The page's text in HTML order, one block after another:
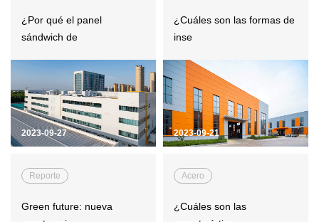
Historial
Honor
Vídeo
Servicio
Pared
Techo
Piso
2023-09-27
¿Por qué el panel
sándwich de
2023-09-21
¿Cuáles son las formas de
inse
Reporte
Green future: nueva
Acero
¿Cuáles son las